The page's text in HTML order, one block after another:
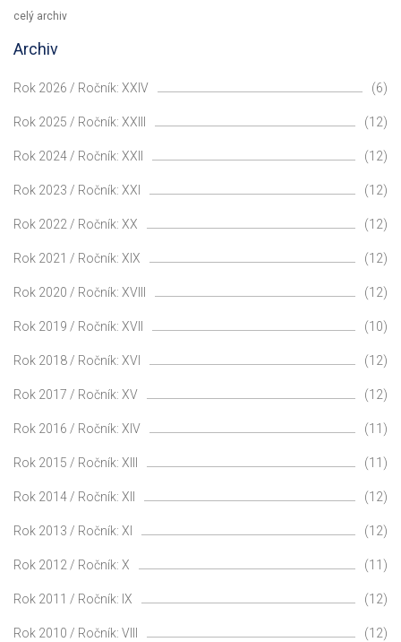
celý archiv
Archiv
Rok 2026 / Ročník: XXIV (6)
Rok 2025 / Ročník: XXIII (12)
Rok 2024 / Ročník: XXII (12)
Rok 2023 / Ročník: XXI (12)
Rok 2022 / Ročník: XX (12)
Rok 2021 / Ročník: XIX (12)
Rok 2020 / Ročník: XVIII (12)
Rok 2019 / Ročník: XVII (10)
Rok 2018 / Ročník: XVI (12)
Rok 2017 / Ročník: XV (12)
Rok 2016 / Ročník: XIV (11)
Rok 2015 / Ročník: XIII (11)
Rok 2014 / Ročník: XII (12)
Rok 2013 / Ročník: XI (12)
Rok 2012 / Ročník: X (11)
Rok 2011 / Ročník: IX (12)
Rok 2010 / Ročník: VIII (12)